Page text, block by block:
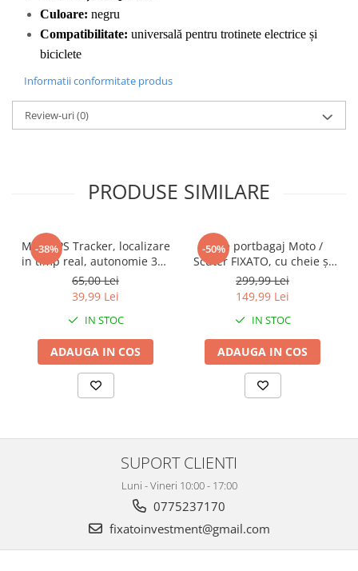
Culoare: negru
Compatibilitate: universală pentru trotinete electrice și
biciclete
Informatii conformitate produs
Review-uri(0)
PRODUSE SIMILARE
-38%
Mini GPS Tracker, localizare
in timp real, autonomie 365
zile, compatibil Apple Find
My, rezistent la apa, pentru
masini, copii, animale,
bagaje, negru, FIXATO
65,00 Lei
39,99 Lei
IN STOC
ADAUGA IN COS
-50%
Cutie portbagaj Moto /
Scuter FIXATO, cu cheie și
sistem antifurt,
39x39x29cm, Negru
299,99 Lei
149,99 Lei
IN STOC
ADAUGA IN COS
SUPORT CLIENTI
Luni - Vineri 10:00 - 17:00
0775237170
fixatoinvestment@gmail.com